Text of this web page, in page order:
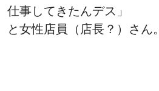
仕事してきたんデス」
と女性店員（店長？）さん。